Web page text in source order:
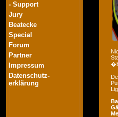
- Support
Jury
Beatecke
Special
Forum
Partner
Impressum
Datenschutz-
erklärung